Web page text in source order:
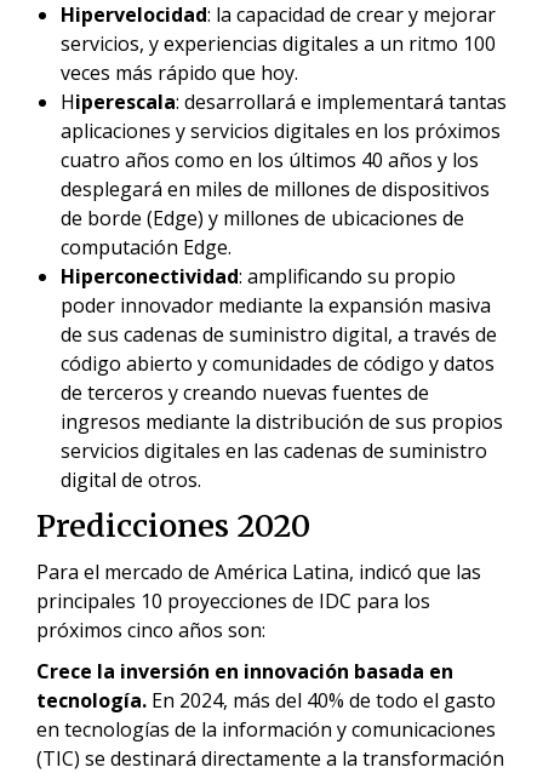
Hipervelocidad: la capacidad de crear y mejorar
servicios, y experiencias digitales a un ritmo 100
veces más rápido que hoy.
Hiperescala: desarrollará e implementará tantas
aplicaciones y servicios digitales en los próximos
cuatro años como en los últimos 40 años y los
desplegará en miles de millones de dispositivos
de borde (Edge) y millones de ubicaciones de
computación Edge.
Hiperconectividad: amplificando su propio
poder innovador mediante la expansión masiva
de sus cadenas de suministro digital, a través de
código abierto y comunidades de código y datos
de terceros y creando nuevas fuentes de
ingresos mediante la distribución de sus propios
servicios digitales en las cadenas de suministro
digital de otros.
Predicciones 2020
Para el mercado de América Latina, indicó que las
principales 10 proyecciones de IDC para los
próximos cinco años son:
Crece la inversión en innovación basada en
tecnología. En 2024, más del 40% de todo el gasto
en tecnologías de la información y comunicaciones
(TIC) se destinará directamente a la transformación